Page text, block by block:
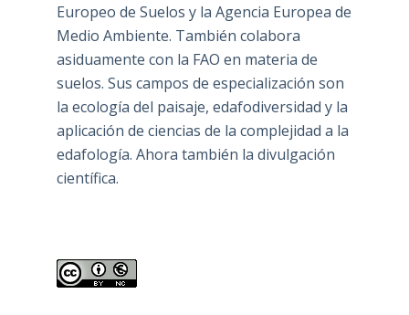
Europeo de Suelos y la Agencia Europea de
Medio Ambiente. También colabora
asiduamente con la FAO en materia de
suelos. Sus campos de especialización son
la ecología del paisaje, edafodiversidad y la
aplicación de ciencias de la complejidad a la
edafología. Ahora también la divulgación
científica.